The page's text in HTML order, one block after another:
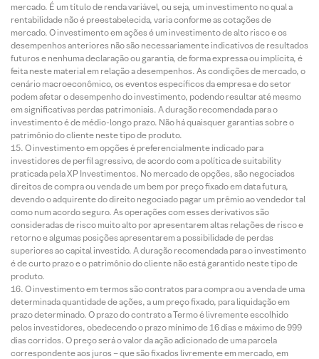
mercado. É um título de renda variável, ou seja, um investimento no qual a
rentabilidade não é preestabelecida, varia conforme as cotações de
mercado. O investimento em ações é um investimento de alto risco e os
desempenhos anteriores não são necessariamente indicativos de resultados
futuros e nenhuma declaração ou garantia, de forma expressa ou implícita, é
feita neste material em relação a desempenhos. As condições de mercado, o
cenário macroeconômico, os eventos específicos da empresa e do setor
podem afetar o desempenho do investimento, podendo resultar até mesmo
em significativas perdas patrimoniais. A duração recomendada para o
investimento é de médio-longo prazo. Não há quaisquer garantias sobre o
patrimônio do cliente neste tipo de produto.
O investimento em opções é preferencialmente indicado para
investidores de perfil agressivo, de acordo com a política de suitability
praticada pela XP Investimentos. No mercado de opções, são negociados
direitos de compra ou venda de um bem por preço fixado em data futura,
devendo o adquirente do direito negociado pagar um prêmio ao vendedor tal
como num acordo seguro. As operações com esses derivativos são
consideradas de risco muito alto por apresentarem altas relações de risco e
retorno e algumas posições apresentarem a possibilidade de perdas
superiores ao capital investido. A duração recomendada para o investimento
é de curto prazo e o patrimônio do cliente não está garantido neste tipo de
produto.
O investimento em termos são contratos para compra ou a venda de uma
determinada quantidade de ações, a um preço fixado, para liquidação em
prazo determinado. O prazo do contrato a Termo é livremente escolhido
pelos investidores, obedecendo o prazo mínimo de 16 dias e máximo de 999
dias corridos. O preço será o valor da ação adicionado de uma parcela
correspondente aos juros – que são fixados livremente em mercado, em